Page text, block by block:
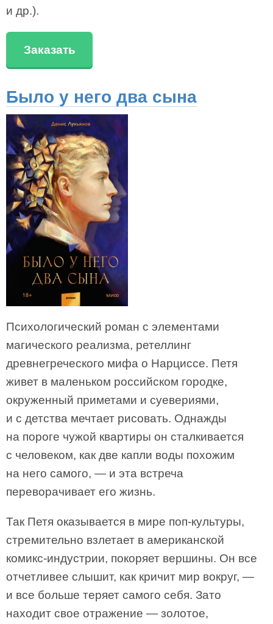
и др.).
Заказать
Было у него два сына
Психологический роман с элементами
магического реализма, ретеллинг
древнегреческого мифа о Нарциссе. Петя
живет в маленьком российском городке,
окруженный приметами и суевериями,
и с детства мечтает рисовать. Однажды
на пороге чужой квартиры он сталкивается
с человеком, как две капли воды похожим
на него самого, — и эта встреча
переворачивает его жизнь.
Так Петя оказывается в мире поп-культуры,
стремительно взлетает в американской
комикс-индустрии, покоряет вершины. Он все
отчетливее слышит, как кричит мир вокруг, —
и все больше теряет самого себя. Зато
находит свое отражение — золотое,